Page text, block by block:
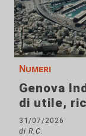
Numeri
Genova
di utile,
31/07/2026
di R.C.